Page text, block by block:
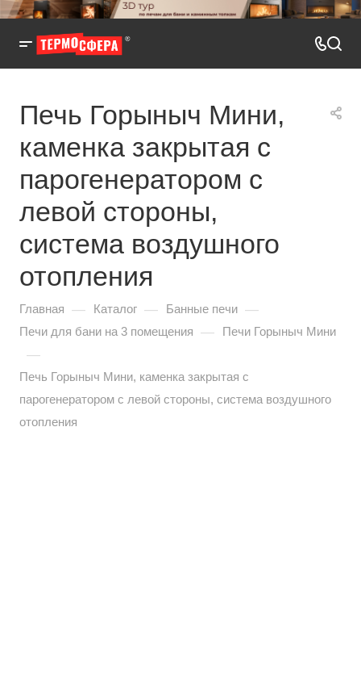
Печь Горыныч Мини,
каменка закрытая с
парогенератором с
левой стороны,
система воздушного
отопления
Главная — Каталог — Банные печи —
Печи для бани на 3 помещения — Печи Горыныч Мини
—
Печь Горыныч Мини, каменка закрытая с
парогенератором с левой стороны, система воздушного
отопления